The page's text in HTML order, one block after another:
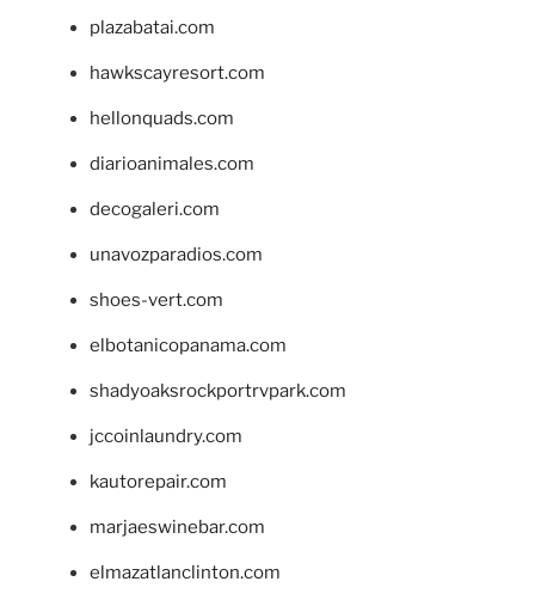
plazabatai.com
hawkscayresort.com
hellonquads.com
diarioanimales.com
decogaleri.com
unavozparadios.com
shoes-vert.com
elbotanicopanama.com
shadyoaksrockportrvpark.com
jccoinlaundry.com
kautorepair.com
marjaeswinebar.com
elmazatlanclinton.com